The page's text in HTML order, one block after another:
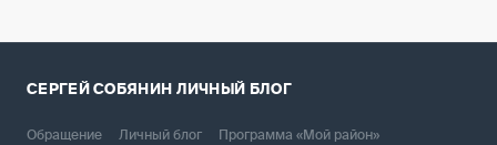
СЕРГЕЙ СОБЯНИН ЛИЧНЫЙ БЛОГ
Обращение Личный блог
Программа «Мой район»